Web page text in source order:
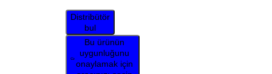
Distribütör
bul
Bu ürünün
uygunluğunu
onaylamak için